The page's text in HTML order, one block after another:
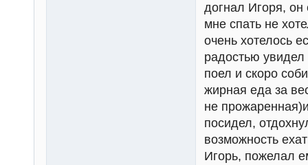
догнал Игоря, он
мне спать не
очень хотелось
радостью
поел и скоро
жирная еда за
не
посидел,
возможность
Игорь, пожелал